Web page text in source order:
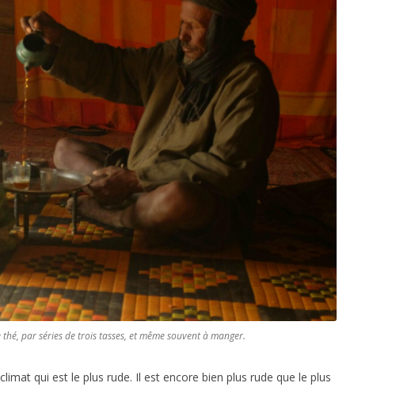
par séries de trois tasses, et même souvent à manger.
qui est le plus rude. Il est encore bien plus rude que le plus